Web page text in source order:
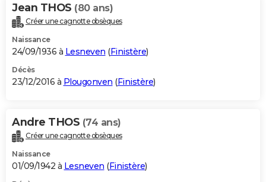
Jean THOS (80 ans)
Créer une cagnotte obsèques
Naissance
24/09/1936 à Lesneven (Finistère)
Décès
23/12/2016 à Plougonven (Finistère)
Andre THOS (74 ans)
Créer une cagnotte obsèques
Naissance
01/09/1942 à Lesneven (Finistère)